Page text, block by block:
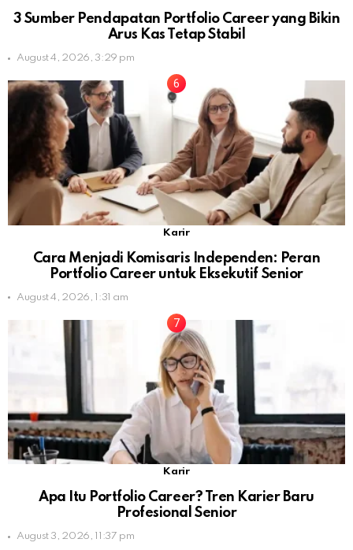
3 Sumber Pendapatan Portfolio Career yang Bikin
Arus Kas Tetap Stabil
August 4, 2026, 3:29 pm
Karir
Cara Menjadi Komisaris Independen: Peran
Portfolio Career untuk Eksekutif Senior
August 4, 2026, 1:31 am
Karir
Apa Itu Portfolio Career? Tren Karier Baru
Profesional Senior
August 3, 2026, 11:37 pm